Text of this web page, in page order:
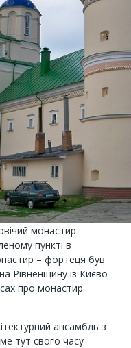
монастир
пункті в
– фортеця був
Рівненщину із Києво –
про монастир
ансамбль з
тут свого часу